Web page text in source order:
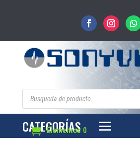
Búsqueda
Elementos 0
CATEGORÍAS